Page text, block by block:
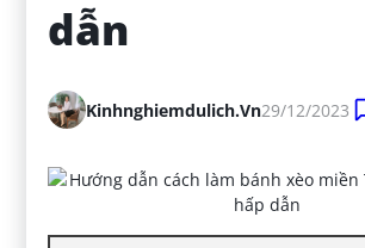
dẫn
Kinhnghiemdulich.vn29/12/2023